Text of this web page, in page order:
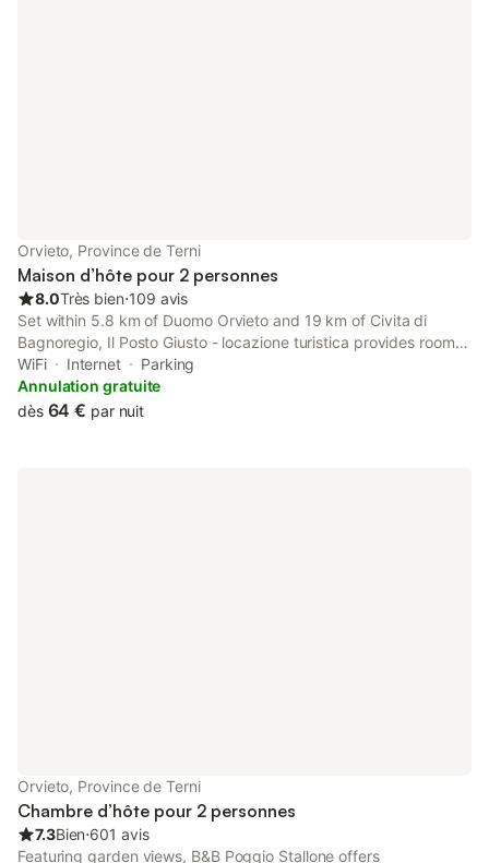
Orvieto, Province de Terni
Maison d’hôte pour 2 personnes
8.0Très bien⋅109 avis
Set within 5.8 km of Duomo Orvieto and 19 km of Civita di
Bagnoregio, Il Posto Giusto - locazione turistica provides rooms
with air conditioning and a private bathroom in Orvieto Scalo.
WiFi Internet
Parking
Annulation gratuite
dès 64 € par nuit
Orvieto, Province de Terni
Chambre d’hôte pour 2 personnes
7.3Bien⋅601 avis
Featuring garden views, B&B Poggio Stallone offers